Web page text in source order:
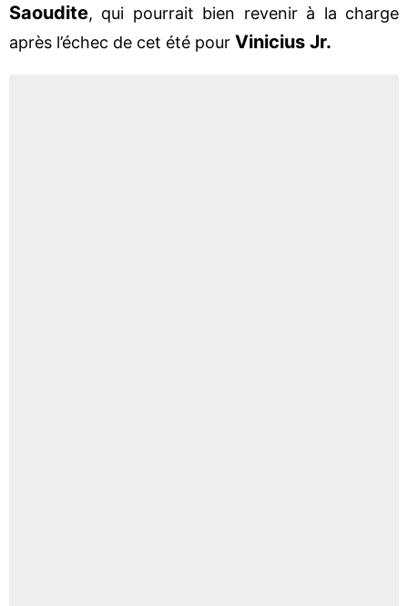
Saoudite, qui pourrait bien revenir à la charge
après l’échec de cet été pour Vinicius Jr.